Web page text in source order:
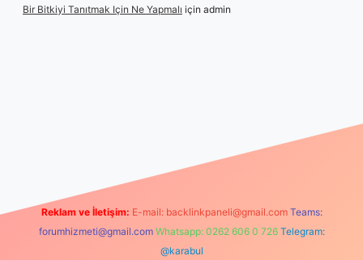
Bir Bitkiyi Tanıtmak Için Ne Yapmalı için admin
Reklam ve İletişim: E-mail: backlinkpaneli@gmail.com Teams:
forumhizmeti@gmail.com Whatsapp: 0262 606 0 726 Telegram:
@karabul